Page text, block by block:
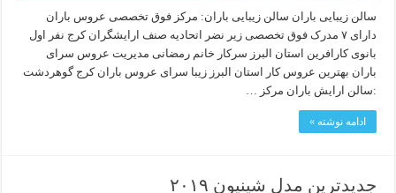
سالن زیبایی باران سالن زیبایی باران: مرکز فوق تخصصی عروس باران
دارای ۷ مدرک فوق تخصصی زیر نضر اتحادیه صنف ارایشگران کرج نفر اول
بانوی کارافرین استان البرز سرکار خانم رمضانی مدیریت عروس سرای
باران بهترین عروس کار استان البرز زیبا سرای عروس باران کرج گوهردشت
:سالن ارایش باران مرکز …
ادامه نوشته »
جدیدترین مدل شینیون ۲۰۱۹